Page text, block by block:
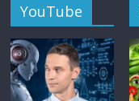
YouTube